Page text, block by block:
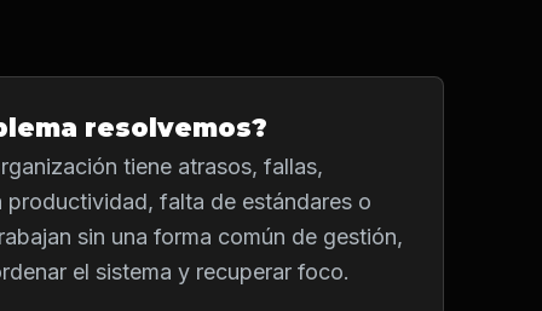
resolvemos?
tiene atrasos, fallas,
productividad, falta de estándares o
sin una forma común de gestión,
el sistema y recuperar foco.